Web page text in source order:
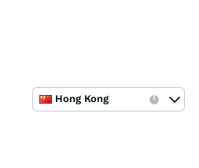
Hong Kong